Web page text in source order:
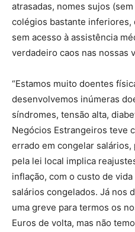
atrasadas, nomes sujos
colégios bastante inferiores,
sem acesso à assistência
verdadeiro caos nas nossas
“Estamos muito doentes
desenvolvemos inúmeras
síndromes, tensão alta,
Negócios Estrangeiros teve
errado em congelar
pela lei local implica
inflação, com o custo de
salários congelados. Já nos
uma greve para termos os
Euros de volta, mas não